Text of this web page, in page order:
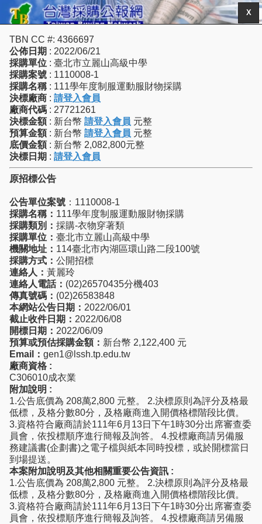
X
TBN CC #: 4366697
公佈日期 : 2022/06/21
採購單位 : 臺北市立麗山高級中學
採購案號 : 1110008-1
採購名稱 : 111學年度制服運動服財物採購
決標廠商 : 請登入會員
廠商代碼 : 27721261
決標金額 : 新台幣 請登入會員 元整
預算金額 : 新台幣 請登入會員 元整
底價金額 : 新台幣 2,082,800元整
決標日期 : 請登入會員
原招標公告
公告單位案號 ：1110008-1
採購名稱： 111學年度制服運動服財物採購
採購類別： 採購-衣物穿著類
採購單位： 臺北市立麗山高級中學
機關地址： 114臺北市內湖區環山路二段100號
採購方式： 公開招標
連絡人： 黃麗玲
連絡人電話： (02)26570435分機403
傳真號碼： (02)26583848
本網站公告日期： 2022/06/01
截止收件日期： 2022/06/08
開標日期： 2022/06/09
預算或預估採購金額： 新台幣 2,122,400 元
Email： gen1@lssh.tp.edu.tw
廠商資格 :
C306010成衣業
附加說明 :
1.公告底價為 208萬2,800 元整。 2.決標原則為評分及格最
低標，及格分數80分，及格廠商進入開價格標階段比價。
3.資格符合廠商請於111年6月13日下午1時30分出席審查委
員會，依投標順序進行簡報及詢答。 4.投標廠商請另備服
務建議書(企劃書)之電子檔與紙本同時投標，或於開標當日
到場提送。
本案附加說明及其他相關重要公告資訊 :
1.公告底價為 208萬2,800 元整。 2.決標原則為評分及格最
低標，及格分數80分，及格廠商進入開價格標階段比價。
3.資格符合廠商請於111年6月13日下午1時30分出席審查委
員會，依投標順序進行簡報及詢答。 4.投標廠商請另備服